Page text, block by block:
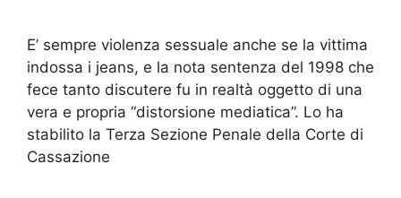
E’ sempre violenza sessuale anche se la vittima
indossa i jeans, e la nota sentenza del 1998 che
fece tanto discutere fu in realtà oggetto di una
vera e propria “distorsione mediatica”. Lo ha
stabilito la Terza Sezione Penale della Corte di
Cassazione